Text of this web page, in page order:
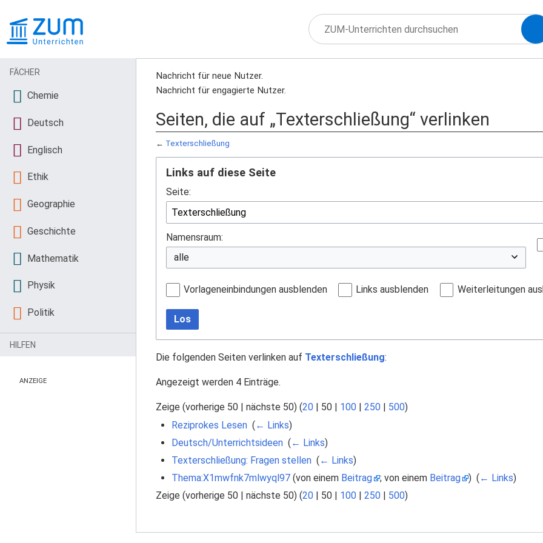
Nachricht für neue Nutzer.
Nachricht für engagierte Nutzer.
Seiten, die auf „Texterschließung“ verlinken
← Texterschließung
Links auf diese Seite
Seite:
Namensraum:
Vorlageneinbindungen ausblenden Links ausblenden Weiterleitungen
Los
Die folgenden Seiten verlinken auf Texterschließung:
Angezeigt werden 4 Einträge.
Zeige (vorherige 50 | nächste 50) (20 | 50 | 100 | 250 | 500)
Reziprokes Lesen‎ (← Links)
Deutsch/Unterrichtsideen‎ (← Links)
Texterschließung: Fragen stellen‎ (← Links)
Thema:X1mwfnk7mlwyql97(von einem Beitrag ; von einem Beitrag ) ‎ (← Links)
Zeige (vorherige 50 | nächste 50) (20 | 50 | 100 | 250 | 500)
FÄCHER
Chemie
Deutsch
Englisch
Ethik
Geographie
Geschichte
Mathematik
Physik
Politik
HILFEN
ANZEIGE